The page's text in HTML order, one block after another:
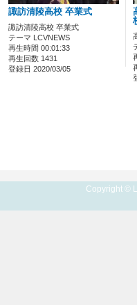
諏訪清陵高校 卒業式
諏訪清陵高校 卒業式
テーマ LCVNEWS
再生時間 00:01:33
再生回数 1431
登録日 2020/03/05
Copyright ©